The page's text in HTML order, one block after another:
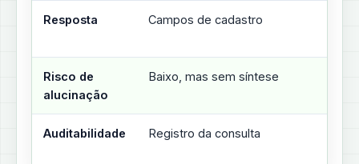
Resposta Campos de cadastro
Risco de
alucinação
Baixo, mas sem síntese
Auditabilidade Registro da consulta